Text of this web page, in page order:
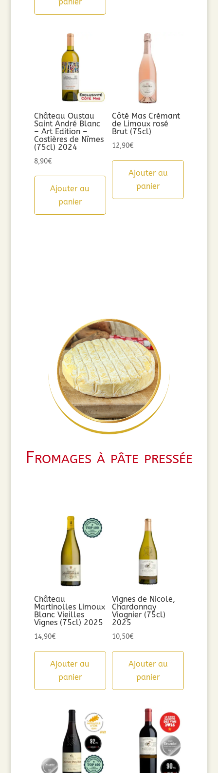
Château Oustau
Saint André Blanc
– Art Edition –
Costières de Nîmes
(75cl) 2024
8,90€
Ajouter au
panier
Côté Mas Crémant
de Limoux rosé
Brut (75cl)
12,90€
Ajouter au
panier
Fromages à pâte pressée
Château
Martinolles Limoux
Blanc Vieilles
Vignes (75cl) 2025
14,90€
Ajouter au
panier
Vignes de Nicole,
Chardonnay
Viognier (75cl)
2025
10,50€
Ajouter au
panier